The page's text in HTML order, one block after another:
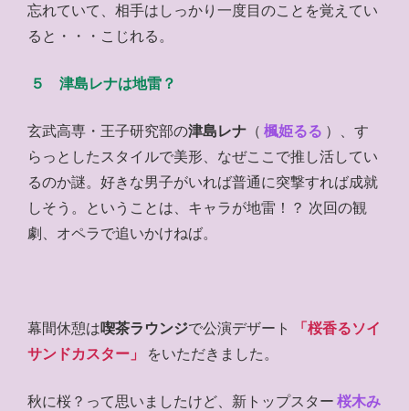
忘れていて、相手はしっかり一度目のことを覚えてい
ると・・・こじれる。
５ 津島レナは地雷？
玄武高専・王子研究部の津島レナ （ 楓姫るる ）、す
らっとしたスタイルで美形、なぜここで推し活してい
るのか謎。好きな男子がいれば普通に突撃すれば成就
しそう。ということは、キャラが地雷！？ 次回の観
劇、オペラで追いかけねば。
幕間休憩は喫茶ラウンジで公演デザート
「桜香るソイ
サンドカスター」
をいただきました。
秋に桜？って思いましたけど、新トップスター 桜木み